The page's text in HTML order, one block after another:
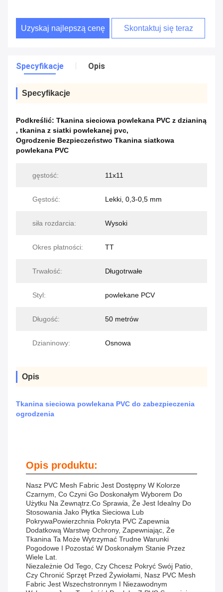
Uzyskaj najlepszą cenę Skontaktuj się teraz
Specyfikacje Opis
Specyfikacje
Podkreślić: Tkanina sieciowa powlekana PVC z dzianiną
, tkanina z siatki powlekanej pvc,
Ogrodzenie Bezpieczeństwo Tkanina siatkowa
powlekana PVC
gęstość: 11x11
Gęstość: Lekki, 0,3-0,5 mm
siła rozdarcia: Wysoki
Okres płatności: TT
Trwałość: Długotrwałe
Styl: powlekane PCV
Długość: 50 metrów
Dzianinowy: Osnowa
Opis
Tkanina sieciowa powlekana PVC do zabezpieczenia
ogrodzenia
Opis produktu:
Nasz PVC Mesh Fabric Jest Dostępny W Kolorze
Czarnym, Co Czyni Go Doskonałym Wyborem Do
Użytku Na Zewnątrz.co Sprawia, Że Jest Idealny Do
Stosowania Jako Płytka Sieciowa Lub
PokrywaPowierzchnia Pokryta PVC Zapewnia
Dodatkową Warstwę Ochrony, Zapewniając, Że
Tkanina Ta Może Wytrzymać Trudne Warunki
Pogodowe I Pozostać W Doskonałym Stanie Przez
Wiele Lat.
Niezależnie Od Tego, Czy Chcesz Pokryć Swój Patio,
Czy Chronić Sprzęt Przed Żywiołami, Nasz PVC Mesh
Fabric Jest Wszechstronnym I Niezawodnym